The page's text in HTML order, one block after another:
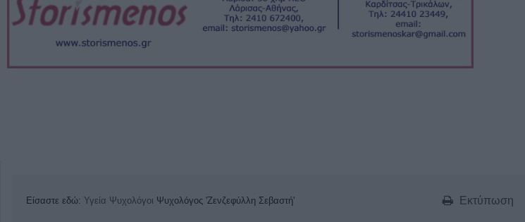
Εκτύπωση
Είσαστε εδώ: Υγεία Ψυχολόγοι Ψυχολόγος 'Ζενζεφύλλη Σεβαστή'